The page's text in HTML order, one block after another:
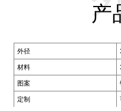
产
外径
材料
图案
定制